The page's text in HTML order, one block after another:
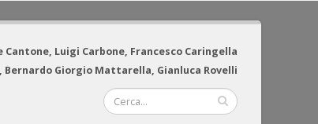
Luigi Carbone, Francesco Caringella
Bernardo Giorgio Mattarella, Gianluca Rovelli